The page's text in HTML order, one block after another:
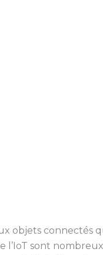
objets connectés
l’IoT sont